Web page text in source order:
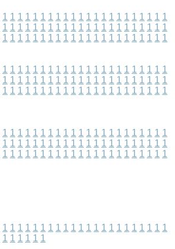
1 1 1 1 1 1 1 1 1 1 1 1 1 1 1 1 1 1 1 1 1 1
1 1 1 1 1 1 1 1 1 1 1 1 1 1 1 1 1 1 1 1 1 1
1 1 1 1 1 1 1 1 1 1 1 1 1 1 1 1 1 1 1 1 1 1
1 1 1 1 1 1 1 1 1 1 1 1 1 1 1 1 1 1 1 1 1 1
1 1 1 1 1 1 1 1 1 1 1 1 1 1 1 1 1 1 1 1 1 1
1 1 1 1 1 1 1 1 1 1 1 1 1 1 1 1 1 1 1 1 1 1
1 1 1 1 1 1 1 1 1 1 1 1 1 1 1 1 1 1 1 1 1 1
1 1 1 1 1 1 1 1 1 1 1 1 1 1 1 1 1 1 1 1 1 1
1 1 1 1 1 1 1 1 1 1 1 1 1 1 1 1 1 1 1 1 1 1
1 1 1 1 1 1 1 1 1 1 1 1 1 1 1 1 1 1 1 1 1 1
1 1 1 1 1 1